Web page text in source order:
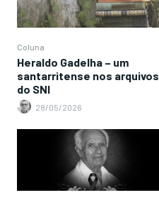
Coluna
Heraldo Gadelha – um
santarritense nos arquivos
do SNI
28/05/2026